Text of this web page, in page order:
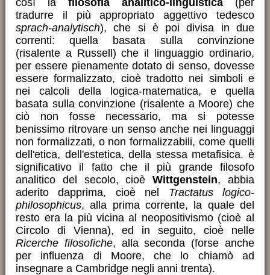
così la filosofia analitico-linguistica(per
tradurre il più appropriato aggettivo tedesco
sprach-analytisch), che si è poi divisa in due
correnti: quella basata sulla convinzione
(risalente a Russell) che il linguaggio ordinario,
per essere pienamente dotato di senso, dovesse
essere formalizzato, cioè tradotto nei simboli e
nei calcoli della logica-matematica, e quella
basata sulla convinzione (risalente a Moore) che
ciò non fosse necessario, ma si potesse
benissimo ritrovare un senso anche nei linguaggi
non formalizzati, o non formalizzabili, come quelli
dell'etica, dell'estetica, della stessa metafisica. è
significativo il fatto che il più grande filosofo
analitico del secolo, cioèWittgenstein, abbia
aderito dapprima, cioè nel Tractatus logico-
philosophicus, alla prima corrente, la quale del
resto era la più vicina al neopositivismo (cioè al
Circolo di Vienna), ed in seguito, cioè nelle
Ricerche filosofiche, alla seconda (forse anche
per influenza di Moore, che lo chiamò ad
insegnare a Cambridge negli anni trenta).